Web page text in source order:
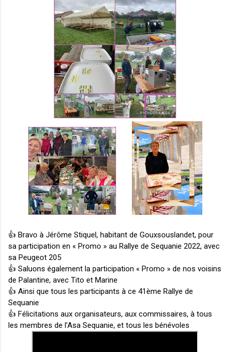
👍 Bravo à Jérôme Stiquel, habitant de Gouxsouslandet, pour
sa participation en « Promo » au Rallye de Sequanie 2022, avec
sa Peugeot 205
👍 Saluons également la participation « Promo » de nos voisins
de Palantine, avec Tito et Marine
👍 Ainsi que tous les participants à ce 41ème Rallye de
Sequanie
👍 Félicitations aux organisateurs, aux commissaires, à tous
les membres de l’Asa Sequanie, et tous les bénévoles